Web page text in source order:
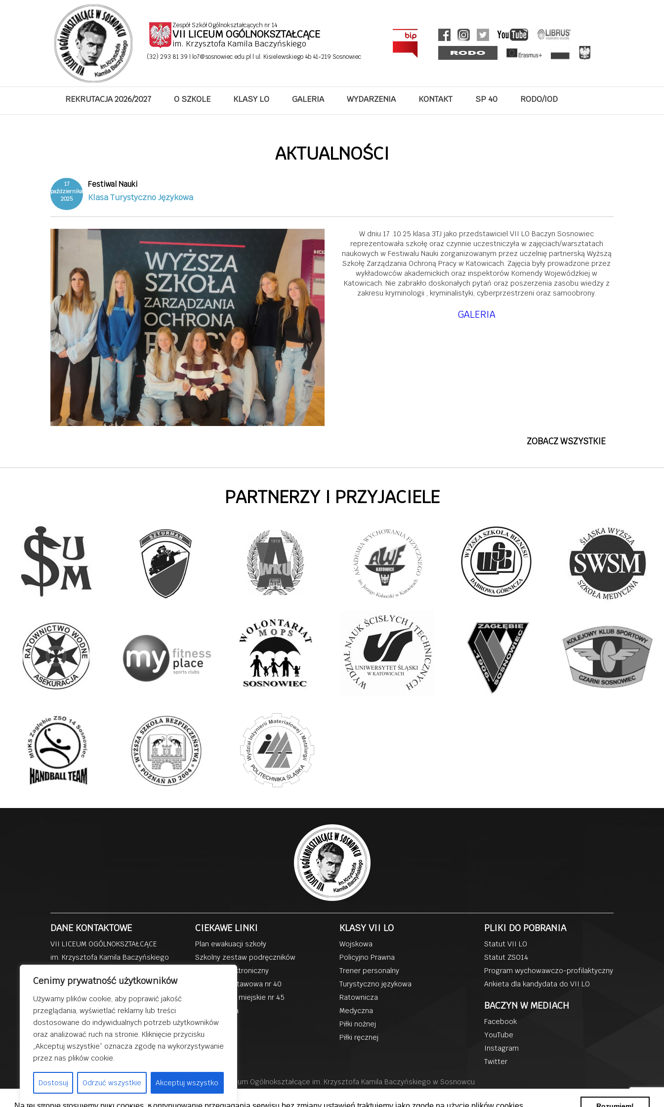
Cenimy prywatność użytkowników
Używamy plików cookie, aby poprawić jakość
przeglądania, wyświetlać reklamy lub treści
dostosowane do indywidualnych potrzeb użytkowników
oraz analizować ruch na stronie. Kliknięcie przycisku
„Akceptuj wszystkie” oznacza zgodę na wykorzystywanie
przez nas plików cookie.
Dostosuj Odrzuć wszystkie Akceptuj wszystko
Zespół Szkół Ogólnokształcących nr 14
VII LICEUM OGÓLNOKSZTAŁCĄCE
im. Krzysztofa Kamila Baczyńskiego
(32) 293 81 39 | lo7@sosnowiec.edu.pl | ul. Kisielewskiego 4b 41-219 Sosnowiec
REKRUTACJA 2026/2027 O SZKOLE KLASY LO GALERIA WYDARZENIA KONTAKT SP 40 RODO/IOD
AKTUALNOŚCI
17
października
2025
Festiwal Nauki
Klasa Turystyczno Językowa
W dniu 17 .10.25 klasa 3TJ jako przedstawiciel VII LO Baczyn Sosnowiec
reprezentowała szkołę oraz czynnie uczestniczyła w zajęciach/warsztatach
naukowych w Festiwalu Nauki zorganizowanym przez uczelnię partnerską Wyższą
Szkołę Zarządzania Ochroną Pracy w Katowicach. Zajęcia były prowadzone przez
wykładowców akademickich oraz inspektorów Komendy Wojewódzkiej w
Katowicach. Nie zabrakło doskonałych pytań oraz poszerzenia zasobu wiedzy z
zakresu kryminologii , kryminalistyki, cyberprzestrzeni oraz samoobrony.
GALERIA
ZOBACZ WSZYSTKIE
PARTNERZY I PRZYJACIELE
DANE KONTAKTOWE
VII LICEUM OGÓLNOKSZTAŁCĄCE
im. Krzysztofa Kamila Baczyńskiego
41-219 Sosnowiec
tel: (32) 293 81 39
fax: (32) 293 85 58
lo7@sosnowiec.edu.pl
CIEKAWE LINKI
Plan ewakuacji szkoły
Szkolny zestaw podręczników
Dziennik elektroniczny
Szkoła podstawowa nr 40
Przedszkole miejskie nr 45
Dobra szkoła
Dydaktyka
KLASY VII LO
Wojskowa
Policyjno Prawna
Trener personalny
Turystyczno językowa
Ratownicza
Medyczna
Piłki nożnej
Piłki ręcznej
PLIKI DO POBRANIA
Statut VII LO
Statut ZSO14
Program wychowawczo-profilaktyczny
Ankieta dla kandydata do VII LO
BACZYN W MEDIACH
Facebook
YouTube
Instagram
Twitter
© 2019 VII liceum Ogólnokształcące im. Krzysztofa Kamila Baczyńskiego w Sosnowcu